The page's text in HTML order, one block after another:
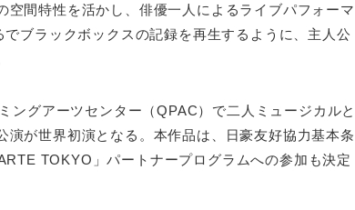
間特性を活かし、俳優一人によるライブパフォーマ
ブラックボックスの記録を再生するように、主人公
ングアーツセンター（QPAC）で二人ミュージカルと
が世界初演となる。本作品は、日豪友好協力基本条
TOKYO」パートナープログラムへの参加も決定